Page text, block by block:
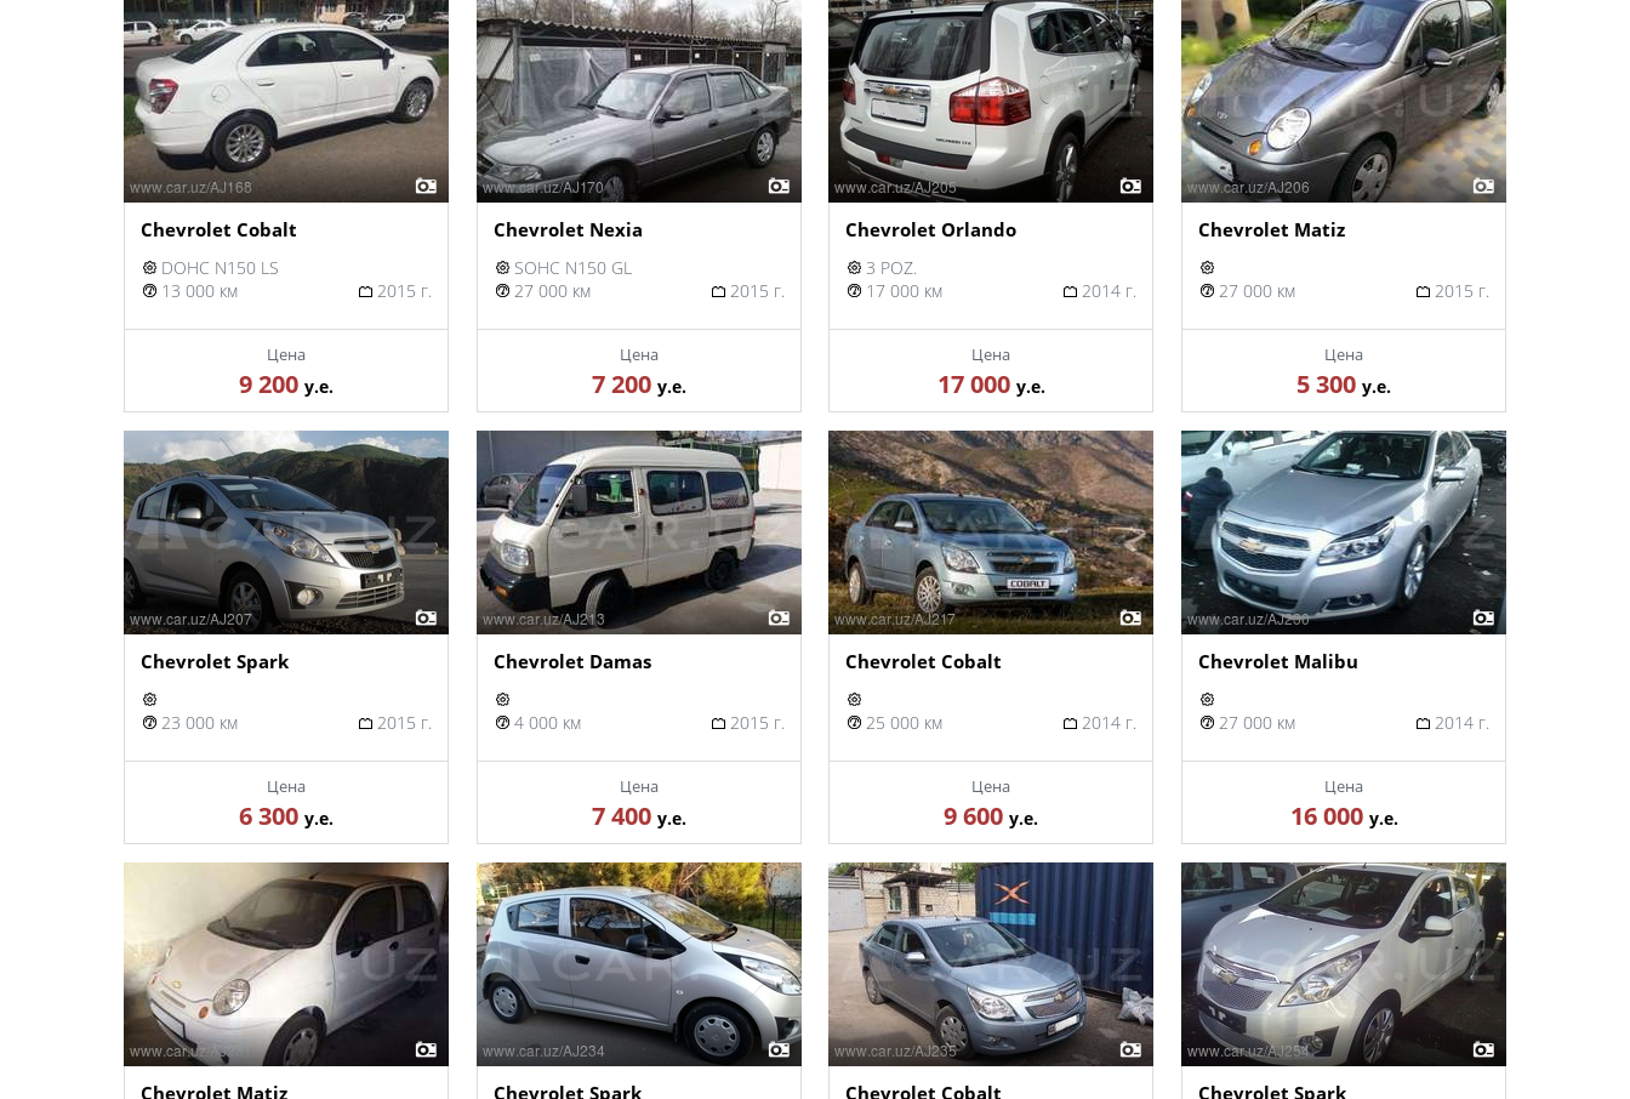
Chevrolet Cobalt
DOHC N150 LS
13 000 км
2015 г.
Цена
9 200 у.е.
Chevrolet Nexia
SOHC N150 GL
27 000 км
2015 г.
Цена
7 200 у.е.
Chevrolet Orlando
3 POZ.
17 000 км
2014 г.
Цена
17 000 у.е.
Chevrolet Matiz
27 000 км 2015 г.
Цена
5 300у.е.
Chevrolet Spark
23 000 км 2015 г.
Цена
6 300 у.е.
Chevrolet Damas
4 000 км 2015 г.
Цена
7 400 у.е.
Chevrolet Cobalt
25 000 км 2014 г.
Цена
9 600у.е.
Chevrolet Malibu
27 000 км 2014 г.
Цена
16 000 у.е.
Chevrolet Matiz Chevrolet Spark Chevrolet Cobalt Chevrolet Spark